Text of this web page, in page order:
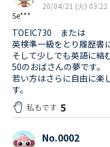
Se***
20/04/21 (火) 03:22
TOEIC730 または
英検準一級をとり履歴書
そして少しでも英語に絡
50のおばさんの夢です。
若い方はさらに自由に楽
す。
私もです 5
No.0002